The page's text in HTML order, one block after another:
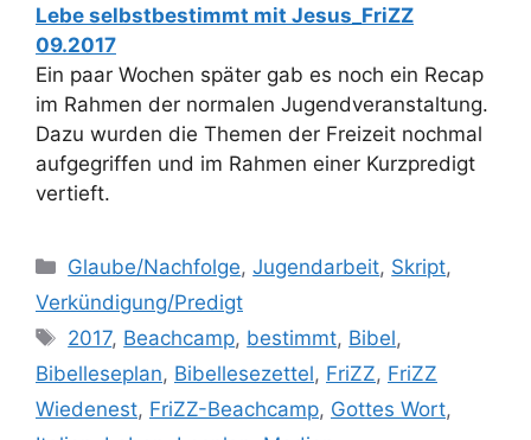
Lebe selbstbestimmt mit Jesus_FriZZ
09.2017
Ein paar Wochen später gab es noch ein Recap
im Rahmen der normalen Jugendveranstaltung.
Dazu wurden die Themen der Freizeit nochmal
aufgegriffen und im Rahmen einer Kurzpredigt
vertieft.
Kategorien
Glaube/Nachfolge,Jugendarbeit, Skript,
Verkündigung/Predigt
Schlagwörter
2017, Beachcamp, bestimmt, Bibel,
Bibelleseplan, Bibellesezettel, FriZZ, FriZZ
Wiedenest, FriZZ-Beachcamp, Gottes Wort,